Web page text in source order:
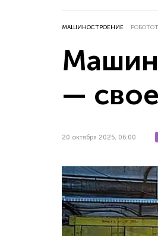
МАШИНОСТРОЕНИЕ
—
20 октября 2025, 06:00